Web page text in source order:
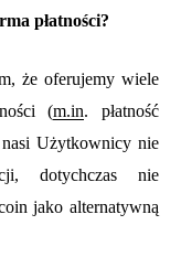
płatności?
że oferujemy wiele
(m.in. płatność
nasi Użytkownicy nie
dotychczas nie
jako alternatywną